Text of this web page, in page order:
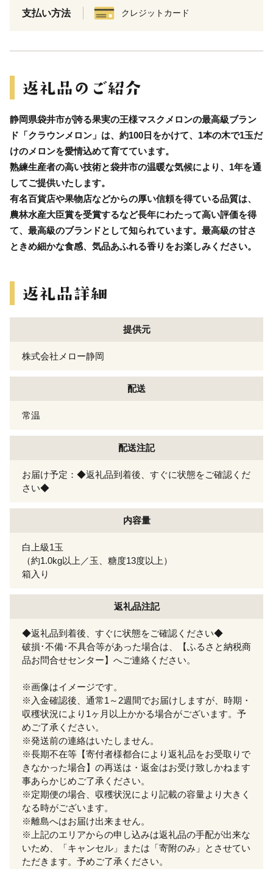
支払い方法 クレジットカード
静岡県袋井市が誇る果実の王様マスクメロンの最高級ブラン
ド「クラウンメロン」は、約100日をかけて、1本の木で1玉だ
けのメロンを愛情込めて育てています。
熟練生産者の高い技術と袋井市の温暖な気候により、1年を通
してご提供いたします。
有名百貨店や果物店などからの厚い信頼を得ている品質は、
農林水産大臣賞を受賞するなど長年にわたって高い評価を得
て、最高級のブランドとして知られています。最高級の甘さ
ときめ細かな食感、気品あふれる香りをお楽しみください。
提供元
株式会社メロー静岡
配送
常温
配送注記
お届け予定：◆返礼品到着後、すぐに状態をご確認くだ
さい◆
内容量
白上級1玉
（約1.0kg以上／玉、糖度13度以上）
箱入り
返礼品注記
◆返礼品到着後、すぐに状態をご確認ください◆
破損･不備･不具合等があった場合は、【ふるさと納税商
品お問合せセンター】へご連絡ください。
※画像はイメージです。
※入金確認後、通常1～2週間でお届けしますが、時期・
収穫状況により1ヶ月以上かかる場合がございます。予
めご了承ください。
※発送前の連絡はいたしません。
※長期不在等【寄付者様都合により返礼品をお受取りで
きなかった場合】の再送は・返金はお受け致しかねます
事あらかじめご了承ください。
※定期便の場合、収穫状況により記載の容量より大きく
なる時がございます。
※離島へはお届け出来ません。
※上記のエリアからの申し込みは返礼品の手配が出来な
いため、「キャンセル」または「寄附のみ」とさせてい
ただきます。予めご了承ください。